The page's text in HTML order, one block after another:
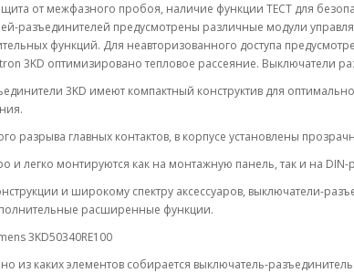
от межфазного пробоя, наличие функции ТЕСТ для
разъединителей предусмотрены различные модули
функций. Для неавторизованного доступа
3KD оптимизировано тепловое рассеяние. Выключатели
3KD имеют компактный конструктив для
разрыва главных контактов, в корпусе установлены
и легко монтируются как на монтажную панель, так и на DIN-
и широкому спектру аксессуаров, выключатели-
расширенные функции.
3KD50340RE100
из каких элементов собирается выключатель-разъединитель